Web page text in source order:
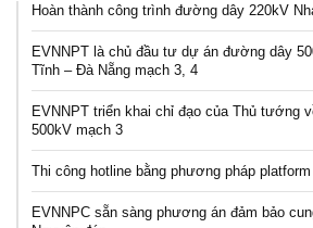
Hoàn thành công trình đường dây 220kV
EVNNPT là chủ đầu tư dự án đường dây
Tĩnh – Đà Nẵng mạch 3, 4
EVNNPT triển khai chỉ đạo của Thủ tướng
500kV mạch 3
Thi công hotline bằng phương pháp
EVNNPC sẵn sàng phương án đảm bảo